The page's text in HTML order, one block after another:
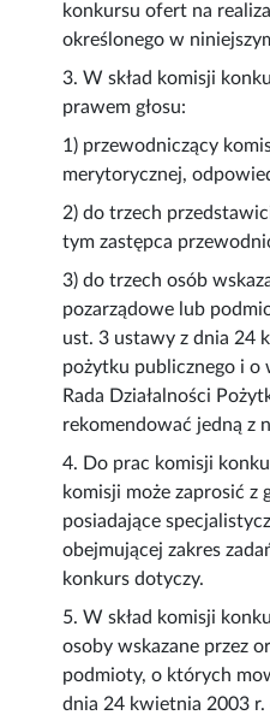
konkursu ofert na
określonego w
3. W skład komisji
prawem głosu:
1) przewodniczący
merytorycznej,
2) do trzech
tym zastępca
3) do trzech osób
pozarządowe lub
ust. 3 ustawy z dnia 24
pożytku publicznego i o
Rada Działalności
rekomendować jedną z
4. Do prac komisji
komisji może zaprosić z
posiadające
obejmującej zakres
konkurs dotyczy.
5. W skład komisji
osoby wskazane przez
podmioty, o których
dnia 24 kwietnia 2003 r.